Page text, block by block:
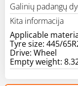
Galinių padangų
Kita informacija
Applicable
Tyre size: 445/
Drive: Wheel
Empty weight: